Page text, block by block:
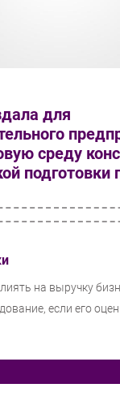
для
среду
подготовки
на выручку
если его